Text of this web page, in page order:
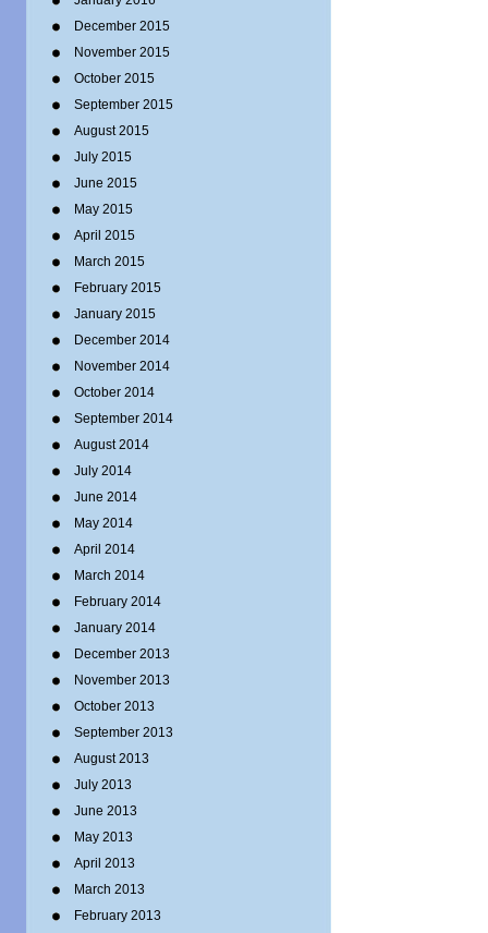
December 2015
November 2015
October 2015
September 2015
August 2015
July 2015
June 2015
May 2015
April 2015
March 2015
February 2015
January 2015
December 2014
November 2014
October 2014
September 2014
August 2014
July 2014
June 2014
May 2014
April 2014
March 2014
February 2014
January 2014
December 2013
November 2013
October 2013
September 2013
August 2013
July 2013
June 2013
May 2013
April 2013
March 2013
February 2013